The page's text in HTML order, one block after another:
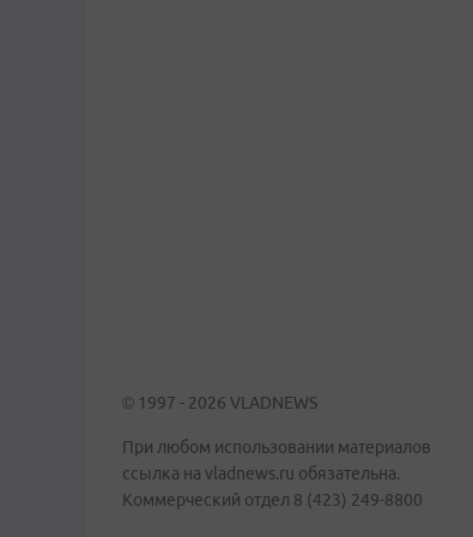
© 1997 - 2026 VLADNEWS
При любом использовании материалов
ссылка на vladnews.ru обязательна.
Коммерческий отдел 8 (423) 249-8800